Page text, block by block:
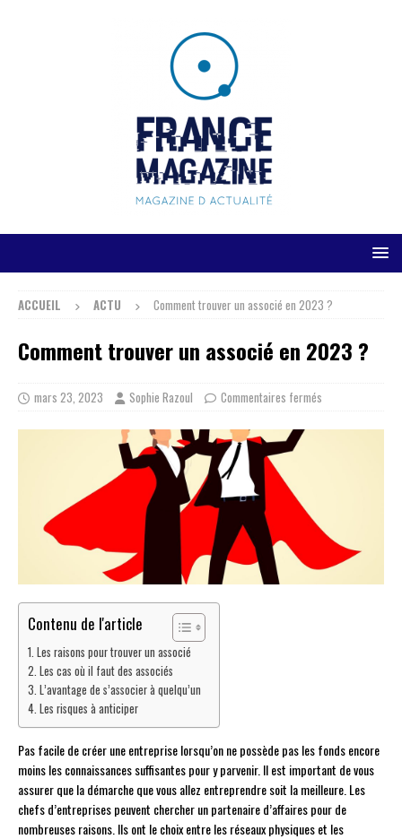
ACCUEIL ACTU Comment trouver un associé en 2023 ?
Comment trouver un associé en 2023 ?
mars 23, 2023 Sophie Razoul Commentaires fermés
Contenu de l'article
Les raisons pour trouver un associé
Les cas où il faut des associés
L’avantage de s’associer à quelqu’un
Les risques à anticiper
Pas facile de créer une entreprise lorsqu’on ne possède pas les fonds encore
moins les connaissances suffisantes pour y parvenir. Il est important de vous
assurer que la démarche que vous allez entreprendre soit la meilleure. Les
chefs d’entreprises peuvent chercher un partenaire d’affaires pour de
nombreuses raisons. Ils ont le choix entre les réseaux physiques et les